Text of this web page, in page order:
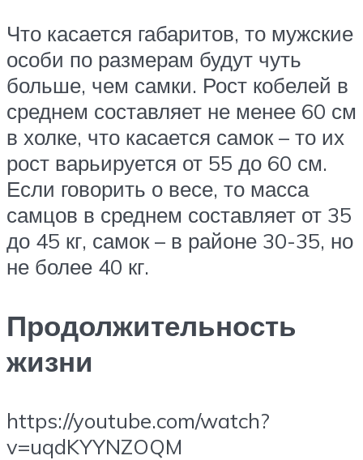
Что касается габаритов, то мужские
особи по размерам будут чуть
больше, чем самки. Рост кобелей в
среднем составляет не менее 60 см
в холке, что касается самок – то их
рост варьируется от 55 до 60 см.
Если говорить о весе, то масса
самцов в среднем составляет от 35
до 45 кг, самок – в районе 30-35, но
не более 40 кг.
Продолжительность
жизни
https://youtube.com/watch?
v=uqdKYYNZOQM